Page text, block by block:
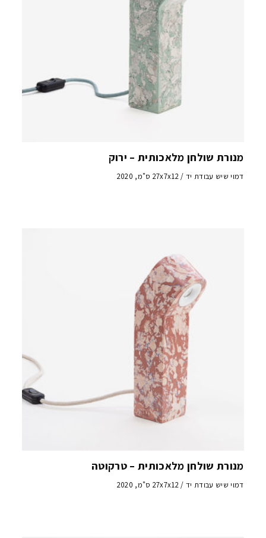
מנורת שולחן מלאכותית – ירוק
דמוי שיש עבודת יד / 27x7x12 ס"מ, 2020
מנורת שולחן מלאכותית – טרקוטה
דמוי שיש עבודת יד / 27x7x12 ס"מ, 2020